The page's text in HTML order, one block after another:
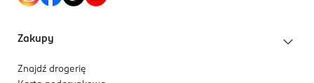
Zakupy
Znajdź drogerię